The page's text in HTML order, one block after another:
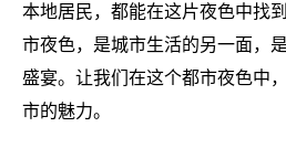
本地居民，都能在这片夜色中找
市夜色，是城市生活的另一面，
盛宴。让我们在这个都市夜色中
市的魅力。